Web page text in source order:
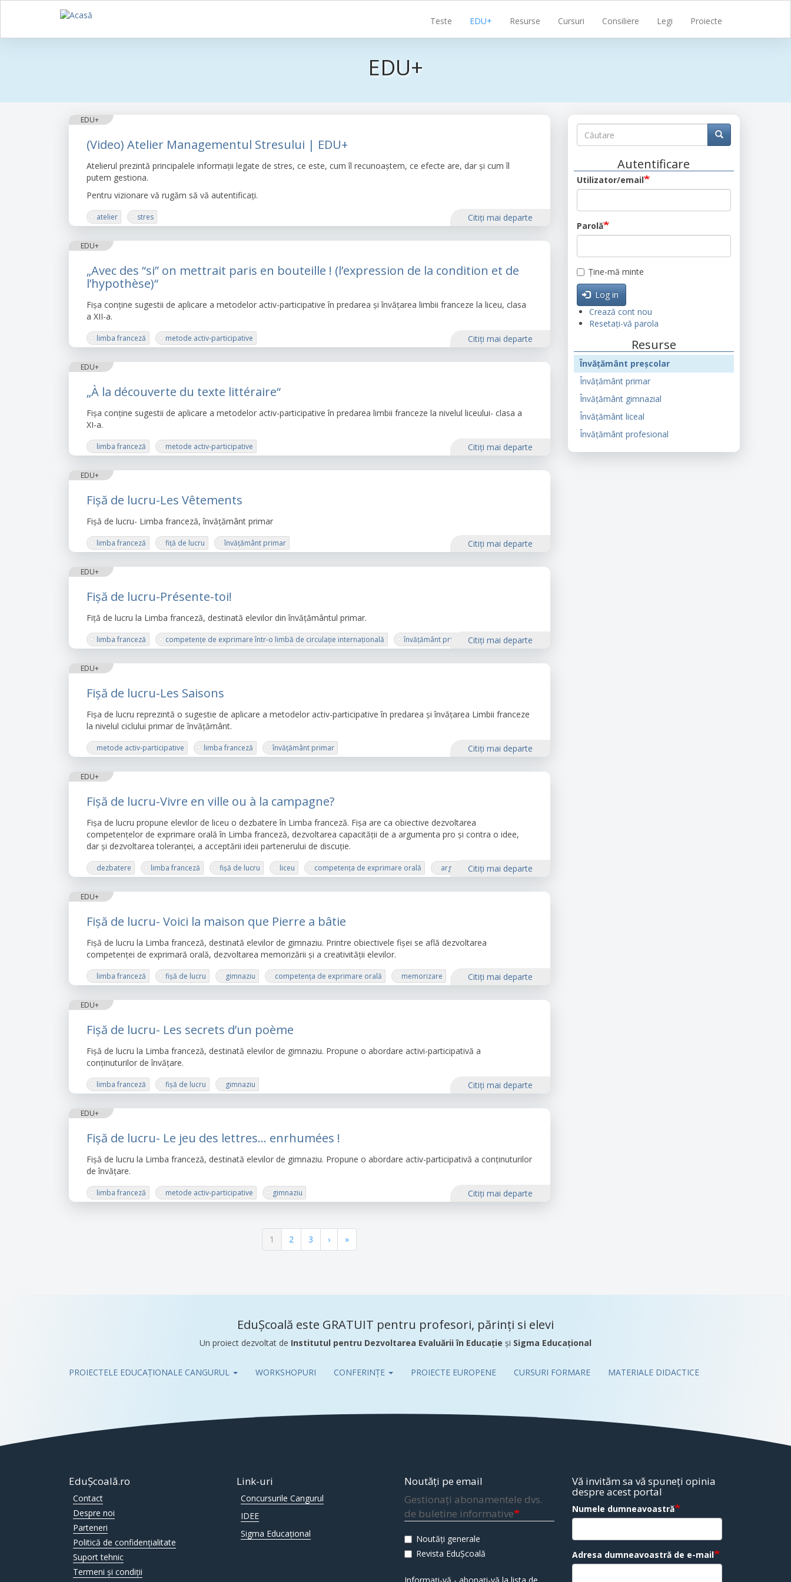
Sari
principală
Teste EDU+ Resurse Cursuri Consiliere Legi Proiecte
EDU+
EDU+
(Video) Atelier Managementul Stresului | EDU+
Atelierul prezintă principalele informații legate de stres, ce este, cum îl recunoaștem, ce efecte are, dar și cum îl
putem gestiona.
Pentru vizionare vă rugăm să vă autentificați.
atelier stres Citiţi mai departe
EDU+
„Avec des “si” on mettrait paris en bouteille ! (l’expression de la condition et de
l’hypothèse)“
Fișa conține sugestii de aplicare a metodelor activ-participative în predarea și învățarea limbii franceze la liceu, clasa
a XII-a.
limba franceză metode activ-participative Citiţi mai departe
EDU+
„À la découverte du texte littéraire“
Fișa conține sugestii de aplicare a metodelor activ-participative în predarea limbii franceze la nivelul liceului- clasa a
XI-a.
limba franceză metode activ-participative Citiţi mai departe
EDU+
Fișă de lucru-Les Vêtements
Fișă de lucru- Limba franceză, învățământ primar
limba franceză fiță de lucru învățământ primar Citiţi mai departe
EDU+
Fișă de lucru-Présente-toi!
Fiță de lucru la Limba franceză, destinată elevilor din învățământul primar.
limba franceză competențe de exprimare într-o limbă de circulație internațională învățământ primar Citiţi mai departe
EDU+
Fișă de lucru-Les Saisons
Fișa de lucru reprezintă o sugestie de aplicare a metodelor activ-participative în predarea și învățarea Limbii franceze
la nivelul ciclului primar de învățământ.
metode activ-participative limba franceză învățământ primar Citiţi mai departe
EDU+
Fișă de lucru-Vivre en ville ou à la campagne?
Fișa de lucru propune elevilor de liceu o dezbatere în Limba franceză. Fișa are ca obiective dezvoltarea
competențelor de exprimare orală în Limba franceză, dezvoltarea capacității de a argumenta pro și contra o idee,
dar și dezvoltarea toleranței, a acceptării ideii partenerului de discuție.
dezbatere limba franceză fișă de lucru liceu competența de exprimare orală argumentareCitiţi mai departe
EDU+
Fișă de lucru- Voici la maison que Pierre a bâtie
Fișă de lucru la Limba franceză, destinată elevilor de gimnaziu. Printre obiectivele fișei se află dezvoltarea
competenței de exprimară orală, dezvoltarea memorizării și a creativității elevilor.
limba franceză fișă de lucru gimnaziu competența de exprimare orală memorizare creativitate
Citiţi mai departe
EDU+
Fișă de lucru- Les secrets d’un poème
Fișă de lucru la Limba franceză, destinată elevilor de gimnaziu. Propune o abordare activi-participativă a
conținuturilor de învățare.
limba franceză fișă de lucru gimnaziu Citiţi mai departe
EDU+
Fișă de lucru- Le jeu des lettres… enrhumées !
Fișă de lucru la Limba franceză, destinată elevilor de gimnaziu. Propune o abordare activ-participativă a conținuturilor
de învățare.
limba franceză metode activ-participative gimnaziu Citiţi mai departe
Pagina
curentă
1 Pagina
2 Pagina
3
Pagina
următoare
›
Ultima
pagină
»
Căutare
Căutare Căutare
Autentificare
Utilizator/email
Parolă
Ține-mă minte
Log in
Crează cont nou
Resetați-vă parola
Resurse
Învățământ preșcolar
Învățământ primar
Învățământ gimnazial
Învățământ liceal
Învățământ profesional
EduȘcoală este GRATUIT pentru profesori, părinți si elevi
Un proiect dezvoltat de Institutul pentru Dezvoltarea Evaluării în Educație și Sigma Educațional
Pub
PROIECTELE EDUCAȚIONALE CANGURUL WORKSHOPURI CONFERINȚE PROIECTE EUROPENE CURSURI FORMARE MATERIALE DIDACTICE
EduȘcoală.ro
Contact
Despre noi
Parteneri
Politică de confidențialitate
Suport tehnic
Termeni și condiții
Link-uri
Concursurile Cangurul
IDEE
Sigma Educațional
Noutăți pe email
Gestionați abonamentele dvs.
de buletine informative
Noutăți generale
Revista EduȘcoală
Vă invităm sa vă spuneți opinia
despre acest portal
Numele dumneavoastră
Adresa dumneavoastră de e-mail